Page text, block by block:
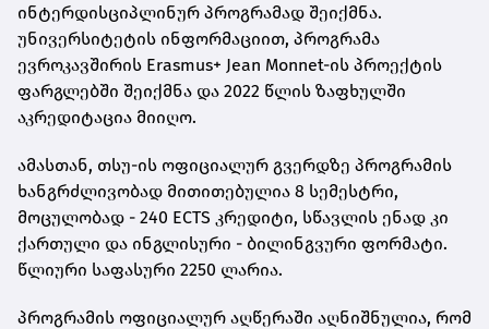
ინტერდისციპლინურ პროგრამად შეიქმნა.
უნივერსიტეტის ინფორმაციით, პროგრამა
ევროკავშირის Erasmus+ Jean Monnet-ის პროექტის
ფარგლებში შეიქმნა და 2022 წლის ზაფხულში
აკრედიტაცია მიიღო.
ამასთან, თსუ-ის ოფიციალურ გვერდზე პროგრამის
ხანგრძლივობად მითითებულია 8 სემესტრი,
მოცულობად - 240 ECTS კრედიტი, სწავლის ენად კი
ქართული და ინგლისური - ბილინგვური ფორმატი.
წლიური საფასური 2250 ლარია.
პროგრამის ოფიციალურ აღწერაში აღნიშნულია, რომ